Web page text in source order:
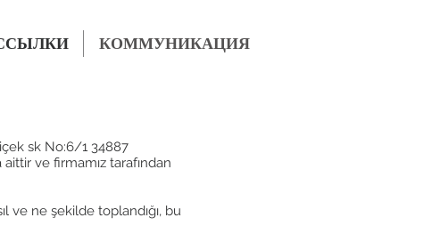
КОММУНИКАЦИЯ
sk No:6/1 34887
ve firmamız tarafından
ve ne şekilde toplandığı, bu